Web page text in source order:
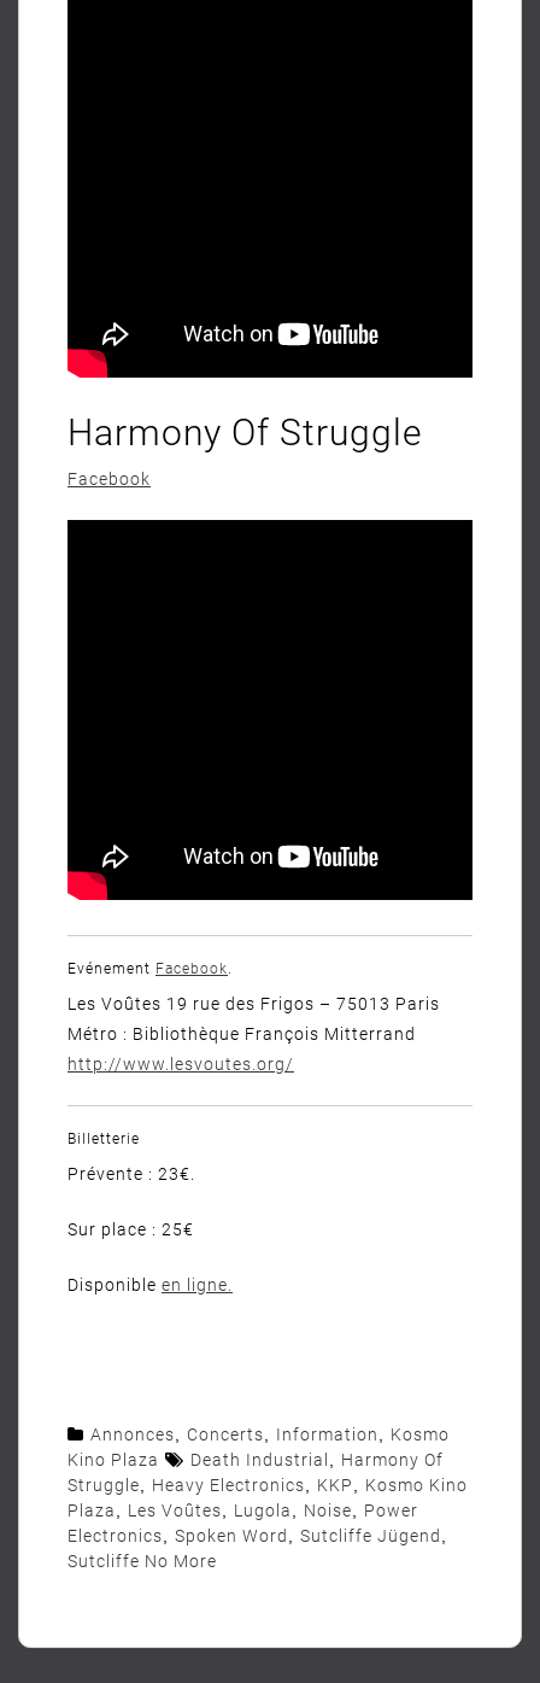
Harmony Of Struggle
Facebook
Evénement Facebook.
Les Voûtes 19 rue des Frigos – 75013 Paris
Métro : Bibliothèque François Mitterrand
http://www.lesvoutes.org/
Billetterie
Prévente : 23€.
Sur place : 25€
Disponible en ligne.
Annonces Concerts Information
Kosmo
Kino Plaza
Death Industrial
Harmony Of
Struggle
Heavy Electronics KKP
Kosmo Kino
Plaza
Les Voûtes Lugola Noise
Power
Electronics
Spoken Word Sutcliffe Jügend
Sutcliffe No More